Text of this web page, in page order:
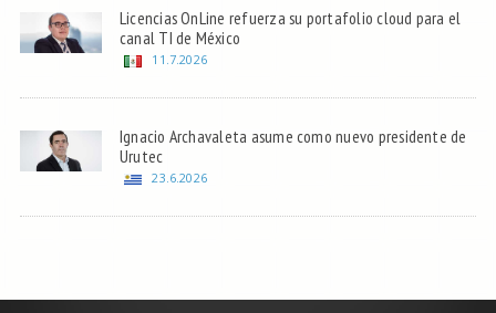
Licencias OnLine refuerza su portafolio cloud para el
canal TI de México
11.7.2026
Ignacio Archavaleta asume como nuevo presidente de
Urutec
23.6.2026